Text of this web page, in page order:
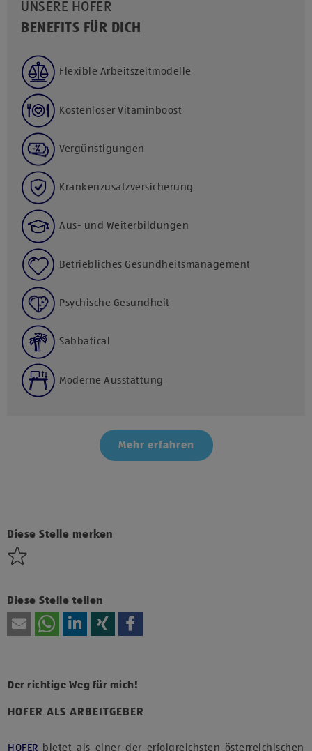
UNSERE HOFER
BENEFITS FÜR DICH
Flexible Arbeitszeitmodelle
Kostenloser Vitaminboost
Vergünstigungen
Krankenzusatzversicherung
Aus- und Weiterbildungen
Betriebliches Gesundheitsmanagement
Psychische Gesundheit
Sabbatical
Moderne Ausstattung
Mehr erfahren
Diese Stelle merken
Diese Stelle teilen
HOFER ALS ARBEITGEBER
Der richtige Weg für mich!
HOFER bietet als einer der erfolgreichsten österreichischen